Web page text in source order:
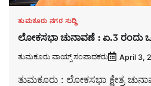
ತುಮಕೂರು ನಗರ ಸುದ್ದಿ
ಲೋಕಸಭಾ ಚುನಾವಣೆ : ಏ.3 ರಂದು
ತುಮಕೂರು ವಾಯ್ಸ್ ಸಂಪಾದಕರು April 3,
ತುಮಕೂರು : ಲೋಕಸಭಾ ಕ್ಷೇತ್ರ